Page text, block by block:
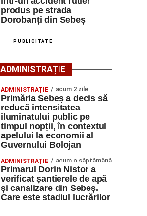
produs pe strada
Dorobanți din Sebeș
PUBLICITATE
ADMINISTRAȚIE
ADMINISTRAȚIE acum 2 zile
Primăria Sebeș a decis să
reducă intensitatea
iluminatului public pe
timpul nopții, în contextul
apelului la economii al
Guvernului Bolojan
ADMINISTRAȚIE acum o săptămână
Primarul Dorin Nistor a
verificat șantierele de apă
și canalizare din Sebeș.
Care este stadiul lucrărilor